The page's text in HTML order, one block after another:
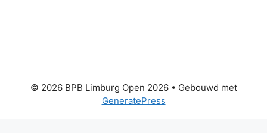
© 2026 BPB Limburg Open 2026• Gebouwd met
GeneratePress